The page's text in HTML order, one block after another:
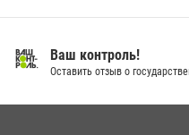
08 июля 2026, 09:04
Ваш контроль!
Оставить отзыв о